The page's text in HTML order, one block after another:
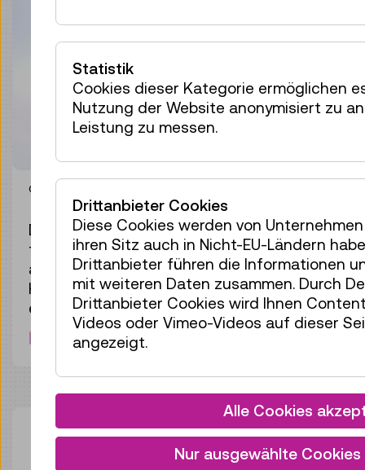
© Technisches Museum Wien
Den Stockholmer Bahnhof durchqueren
täglich ca. 250.000 Menschen. Die
abgestrahlte Körperwärme wird zum
Heizen eines benachbarten,
energieeffizienten Bürogebäudes genutzt.
Bild herunterladen
Statistik
Cookies dieser Kategorie ermöglichen
Nutzung der Website anonymisiert zu
Leistung zu messen.
Drittanbieter Cookies
Diese Cookies werden von
ihren Sitz auch in Nicht-EU-Ländern
Drittanbieter führen die Informationen
mit weiteren Daten zusammen. Durch
Drittanbieter Cookies wird Ihnen
Videos oder Vimeo-Videos auf dieser
angezeigt.
Alle Cookies
Nur ausgewählte